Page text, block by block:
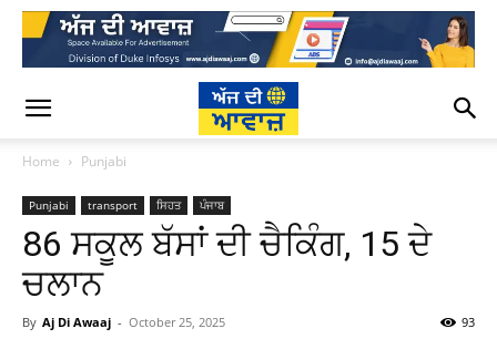
Home Punjabi
Punjabi transport ਸਿਹਤ ਪੰਜਾਬ
86 ਸਕੂਲ ਬੱਸਾਂ ਦੀ ਚੈਕਿੰਗ, 15 ਦੇ
ਚਲਾਨ
By Aj Di Awaaj - October 25, 2025 93